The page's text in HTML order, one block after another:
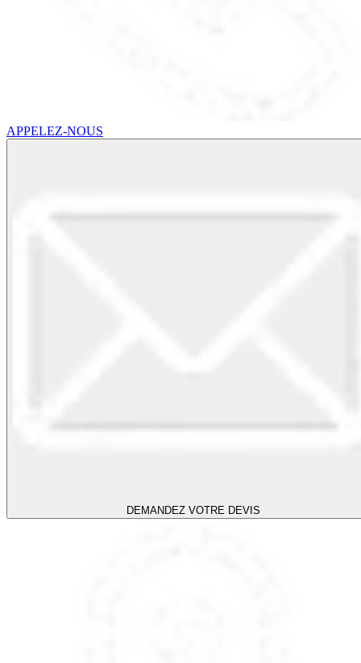
APPELEZ-NOUS
DEMANDEZ VOTRE DEVIS